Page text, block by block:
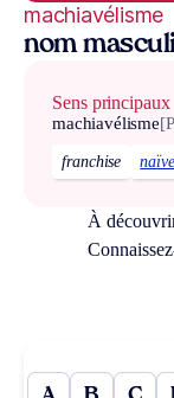
machiavélisme
nom
Sens principaux
machiavélisme
franchise
À